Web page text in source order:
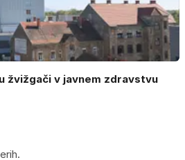
žvižgači v javnem zdravstvu